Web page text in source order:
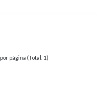
por página (Total: 1)